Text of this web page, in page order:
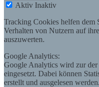
Aktiv Inaktiv
Tracking Cookies helfen dem
Verhalten von Nutzern auf
auszuwerten.
Google Analytics:
Google Analytics wird zur der
eingesetzt. Dabei können
erstellt und ausgelesen werden.